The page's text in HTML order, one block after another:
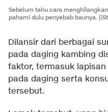
Sebelum tahu cara
pahami dulu penyebab baunya.
Dilansir dari berbagai
pada daging kambing
faktor, termasuk
pada daging serta
tersebut.